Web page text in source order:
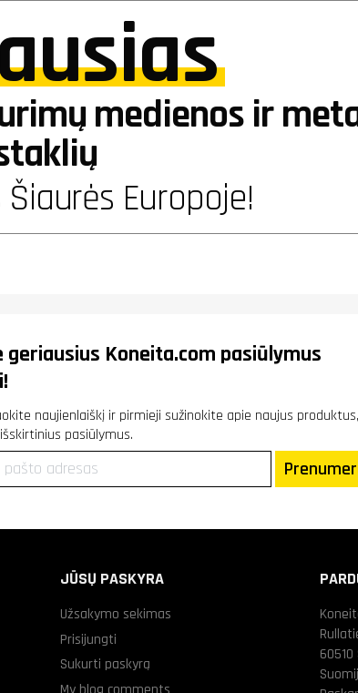
medienos ir
Europoje!
geriausius Koneita.com pasiūlymus
naujienlaiškį ir pirmieji sužinokite apie naujus produktus,
pasiūlymus.
JŪSŲ PASKYRA
Užsakymo sekimas
Prisijungti
Sukurti paskyrą
My blog comments